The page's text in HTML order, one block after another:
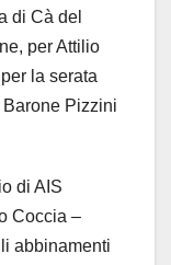
di Cà del
per Attilio
la serata
Pizzini
di AIS
Coccia –
abbinamenti